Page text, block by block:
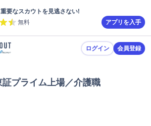
要なスカウトを見逃さない!
無料
アプリを入手
ログイン 会員登録
証プライム上場／介護職